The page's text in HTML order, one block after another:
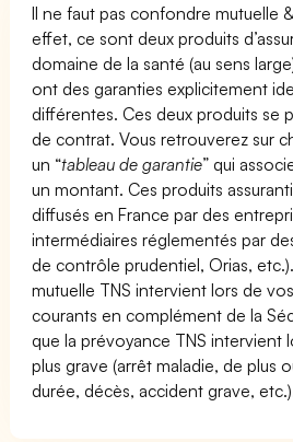
Il ne faut pas confondre mutuelle
effet, ce sont deux produits
domaine de la santé (au sens
ont des garanties explicitement
différentes. Ces deux produits se
de contrat. Vous retrouverez sur
un “tableau de garantie” qui
un montant. Ces produits
diffusés en France par des
intermédiaires réglementés par
de contrôle prudentiel, Orias,
mutuelle TNS intervient lors de
courants en complément de la
que la prévoyance TNS intervient
plus grave (arrêt maladie, de plus
durée, décès, accident grave,